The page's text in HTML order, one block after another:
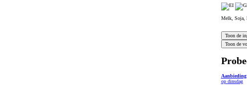
Melk, Soja,
Aanbieding
op dinsdag